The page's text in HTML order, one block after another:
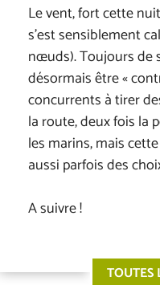
Le vent, fort cette
s’est sensiblement
nœuds). Toujours de
désormais être «
concurrents à tirer
la route, deux fois la
les marins, mais
aussi parfois des
A suivre !
TOUTES